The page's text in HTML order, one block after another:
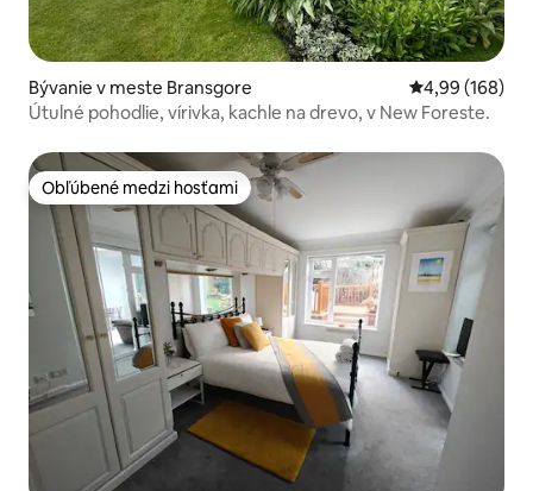
Bývanie v meste Bransgore Priemerné
4,99 (168)
Útulné pohodlie, vírivka, kachle na drevo, v New Foreste.
Obľúbené medzi hosťami
Obľúbené medzi hosťami